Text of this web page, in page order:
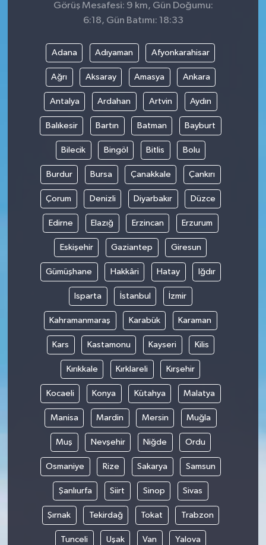
Görüş Mesafesi: 9 km, Gün Doğumu:
6:18, Gün Batımı: 18:33
Adana Adıyaman Afyonkarahisar
Ağrı Aksaray Amasya Ankara
Antalya Ardahan Artvin Aydın
Balıkesir Bartın Batman Bayburt
Bilecik Bingöl Bitlis Bolu
Burdur Bursa Çanakkale Çankırı
Çorum Denizli Diyarbakır Düzce
Edirne Elazığ Erzincan Erzurum
Eskişehir Gaziantep Giresun
Gümüşhane Hakkâri Hatay Iğdır
Isparta İstanbul İzmir
Kahramanmaraş Karabük Karaman
Kars Kastamonu Kayseri Kilis
Kırıkkale Kırklareli Kırşehir
Kocaeli Konya Kütahya Malatya
Manisa Mardin Mersin Muğla
Muş Nevşehir Niğde Ordu
Osmaniye Rize Sakarya Samsun
Şanlıurfa Siirt Sinop Sivas
Şırnak Tekirdağ Tokat Trabzon
Tunceli Uşak Van Yalova